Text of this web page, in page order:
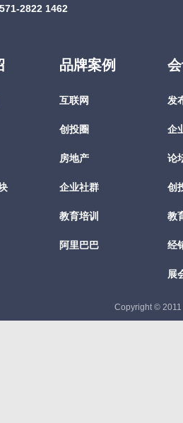
2822 1462
品牌案例
互联网
创投圈
房地产
企业社群
教育培训
阿里巴巴
发
企
论
创
教
经
展
Copyright © 2011